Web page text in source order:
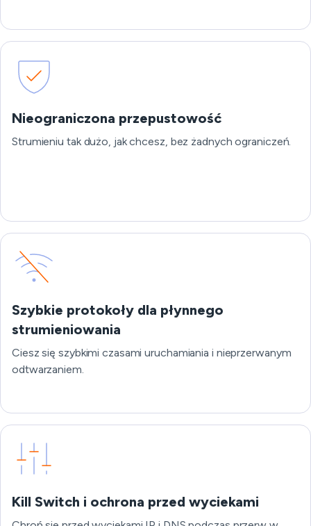
Nieograniczona przepustowość
Strumieniu tak dużo, jak chcesz, bez żadnych ograniczeń.
Szybkie protokoły dla płynnego
strumieniowania
Ciesz się szybkimi czasami uruchamiania i nieprzerwanym
odtwarzaniem.
Kill Switch i ochrona przed wyciekami